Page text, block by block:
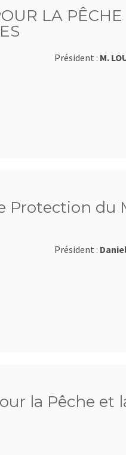
LA
Président : M.
Protection du
Président :
la Pêche et